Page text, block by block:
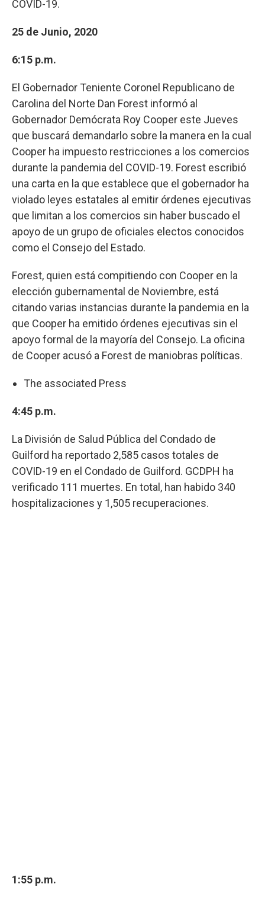
COVID-19.
25 de Junio, 2020
6:15 p.m.
El Gobernador Teniente Coronel Republicano de
Carolina del Norte Dan Forest informó al
Gobernador Demócrata Roy Cooper este Jueves
que buscará demandarlo sobre la manera en la cual
Cooper ha impuesto restricciones a los comercios
durante la pandemia del COVID-19. Forest escribió
una carta en la que establece que el gobernador ha
violado leyes estatales al emitir órdenes ejecutivas
que limitan a los comercios sin haber buscado el
apoyo de un grupo de oficiales electos conocidos
como el Consejo del Estado.
Forest, quien está compitiendo con Cooper en la
elección gubernamental de Noviembre, está
citando varias instancias durante la pandemia en la
que Cooper ha emitido órdenes ejecutivas sin el
apoyo formal de la mayoría del Consejo. La oficina
de Cooper acusó a Forest de maniobras políticas.
The associated Press
4:45 p.m.
La División de Salud Pública del Condado de
Guilford ha reportado 2,585 casos totales de
COVID-19 en el Condado de Guilford. GCDPH ha
verificado 111 muertes. En total, han habido 340
hospitalizaciones y 1,505 recuperaciones.
1:55 p.m.